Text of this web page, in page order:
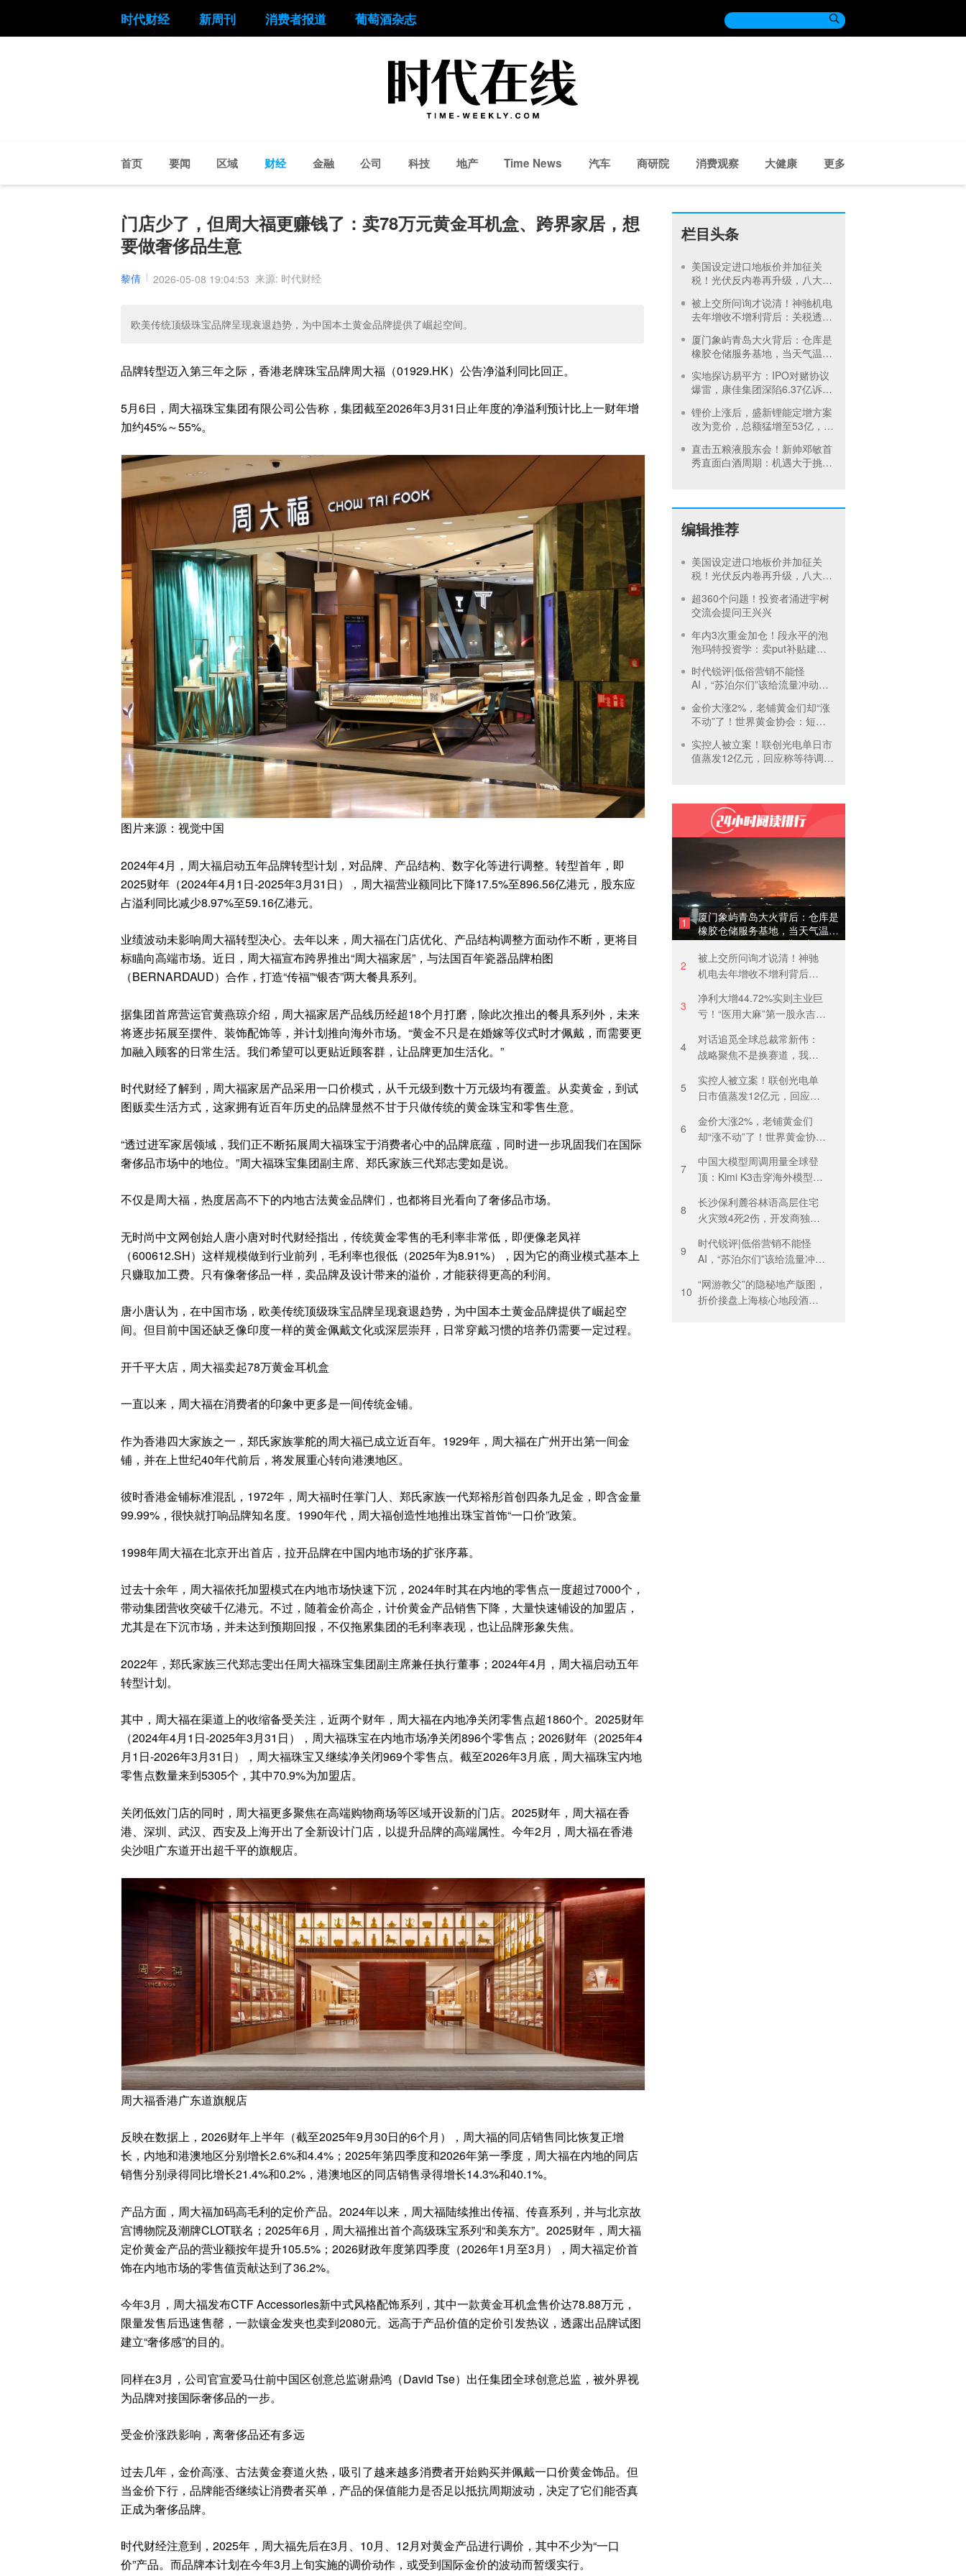
时代财经 新周刊 消费者报道 葡萄酒杂志 
首页 要闻 区域 财经 金融 公司 科技 地产 Time News 汽车 商研院 消费观察 大健康 更多
门店少了，但周大福更赚钱了：卖78万元黄金耳机盒、跨界家居，想
要做奢侈品生意
黎倩 2026-05-08 19:04:53 来源: 时代财经
欧美传统顶级珠宝品牌呈现衰退趋势，为中国本土黄金品牌提供了崛起空间。
品牌转型迈入第三年之际，香港老牌珠宝品牌周大福（01929.HK）公告净溢利同比回正。
5月6日，周大福珠宝集团有限公司公告称，集团截至2026年3月31日止年度的净溢利预计比上一财年增
加约45%～55%。
图片来源：视觉中国
2024年4月，周大福启动五年品牌转型计划，对品牌、产品结构、数字化等进行调整。转型首年，即
2025财年（2024年4月1日-2025年3月31日），周大福营业额同比下降17.5%至896.56亿港元，股东应
占溢利同比减少8.97%至59.16亿港元。
业绩波动未影响周大福转型决心。去年以来，周大福在门店优化、产品结构调整方面动作不断，更将目
标瞄向高端市场。近日，周大福宣布跨界推出“周大福家居”，与法国百年瓷器品牌柏图
（BERNARDAUD）合作，打造“传福”“银杏”两大餐具系列。
据集团首席营运官黄燕琼介绍，周大福家居产品线历经超18个月打磨，除此次推出的餐具系列外，未来
将逐步拓展至摆件、装饰配饰等，并计划推向海外市场。“黄金不只是在婚嫁等仪式时才佩戴，而需要更
加融入顾客的日常生活。我们希望可以更贴近顾客群，让品牌更加生活化。”
时代财经了解到，周大福家居产品采用一口价模式，从千元级到数十万元级均有覆盖。从卖黄金，到试
图贩卖生活方式，这家拥有近百年历史的品牌显然不甘于只做传统的黄金珠宝和零售生意。
“透过进军家居领域，我们正不断拓展周大福珠宝于消费者心中的品牌底蕴，同时进一步巩固我们在国际
奢侈品市场中的地位。”周大福珠宝集团副主席、郑氏家族三代郑志雯如是说。
不仅是周大福，热度居高不下的内地古法黄金品牌们，也都将目光看向了奢侈品市场。
无时尚中文网创始人唐小唐对时代财经指出，传统黄金零售的毛利率非常低，即便像老凤祥
（600612.SH）这样规模做到行业前列，毛利率也很低（2025年为8.91%），因为它的商业模式基本上
只赚取加工费。只有像奢侈品一样，卖品牌及设计带来的溢价，才能获得更高的利润。
唐小唐认为，在中国市场，欧美传统顶级珠宝品牌呈现衰退趋势，为中国本土黄金品牌提供了崛起空
间。但目前中国还缺乏像印度一样的黄金佩戴文化或深层崇拜，日常穿戴习惯的培养仍需要一定过程。
开千平大店，周大福卖起78万黄金耳机盒
一直以来，周大福在消费者的印象中更多是一间传统金铺。
作为香港四大家族之一，郑氏家族掌舵的周大福已成立近百年。1929年，周大福在广州开出第一间金
铺，并在上世纪40年代前后，将发展重心转向港澳地区。
彼时香港金铺标准混乱，1972年，周大福时任掌门人、郑氏家族一代郑裕彤首创四条九足金，即含金量
99.99%，很快就打响品牌知名度。1990年代，周大福创造性地推出珠宝首饰“一口价”政策。
1998年周大福在北京开出首店，拉开品牌在中国内地市场的扩张序幕。
过去十余年，周大福依托加盟模式在内地市场快速下沉，2024年时其在内地的零售点一度超过7000个，
带动集团营收突破千亿港元。不过，随着金价高企，计价黄金产品销售下降，大量快速铺设的加盟店，
尤其是在下沉市场，并未达到预期回报，不仅拖累集团的毛利率表现，也让品牌形象失焦。
2022年，郑氏家族三代郑志雯出任周大福珠宝集团副主席兼任执行董事；2024年4月，周大福启动五年
转型计划。
其中，周大福在渠道上的收缩备受关注，近两个财年，周大福在内地净关闭零售点超1860个。2025财年
（2024年4月1日-2025年3月31日），周大福珠宝在内地市场净关闭896个零售点；2026财年（2025年4
月1日-2026年3月31日），周大福珠宝又继续净关闭969个零售点。截至2026年3月底，周大福珠宝内地
零售点数量来到5305个，其中70.9%为加盟店。
关闭低效门店的同时，周大福更多聚焦在高端购物商场等区域开设新的门店。2025财年，周大福在香
港、深圳、武汉、西安及上海开出了全新设计门店，以提升品牌的高端属性。今年2月，周大福在香港
尖沙咀广东道开出超千平的旗舰店。
周大福香港广东道旗舰店
反映在数据上，2026财年上半年（截至2025年9月30日的6个月），周大福的同店销售同比恢复正增
长，内地和港澳地区分别增长2.6%和4.4%；2025年第四季度和2026年第一季度，周大福在内地的同店
销售分别录得同比增长21.4%和0.2%，港澳地区的同店销售录得增长14.3%和40.1%。
产品方面，周大福加码高毛利的定价产品。2024年以来，周大福陆续推出传福、传喜系列，并与北京故
宫博物院及潮牌CLOT联名；2025年6月，周大福推出首个高级珠宝系列“和美东方”。2025财年，周大福
定价黄金产品的营业额按年提升105.5%；2026财政年度第四季度（2026年1月至3月），周大福定价首
饰在内地市场的零售值贡献达到了36.2%。
今年3月，周大福发布CTF Accessories新中式风格配饰系列，其中一款黄金耳机盒售价达78.88万元，
限量发售后迅速售罄，一款镶金发夹也卖到2080元。远高于产品价值的定价引发热议，透露出品牌试图
建立“奢侈感”的目的。
同样在3月，公司官宣爱马仕前中国区创意总监谢鼎鸿（David Tse）出任集团全球创意总监，被外界视
为品牌对接国际奢侈品的一步。
受金价涨跌影响，离奢侈品还有多远
过去几年，金价高涨、古法黄金赛道火热，吸引了越来越多消费者开始购买并佩戴一口价黄金饰品。但
当金价下行，品牌能否继续让消费者买单，产品的保值能力是否足以抵抗周期波动，决定了它们能否真
正成为奢侈品牌。
时代财经注意到，2025年，周大福先后在3月、10月、12月对黄金产品进行调价，其中不少为“一口
价”产品。而品牌本计划在今年3月上旬实施的调价动作，或受到国际金价的波动而暂缓实行。
栏目头条
美国设定进口地板价并加征关
税！光伏反内卷再升级，八大硅
被上交所问询才说清！神驰机电
去年增收不增利背后：关税透支
厦门象屿青岛大火背后：仓库是
橡胶仓储服务基地，当天气温未
理培训
实地探访易平方：IPO对赌协议
爆雷，康佳集团深陷6.37亿诉讼
锂价上涨后，盛新锂能定增方案
改为竞价，总额猛增至53亿，终
直击五粮液股东会！新帅邓敏首
秀直面白酒周期：机遇大于挑
编辑推荐
美国设定进口地板价并加征关
税！光伏反内卷再升级，八大硅
超360个问题！投资者涌进宇树
交流会提问王兴兴
年内3次重金加仓！段永平的泡
泡玛特投资学：卖put补贴建
持有
时代锐评|低俗营销不能怪
AI，“苏泊尔们”该给流量冲动踩
金价大涨2%，老铺黄金们却“涨
不动”了！世界黄金协会：短期
实控人被立案！联创光电单日市
值蒸发12亿元，回应称等待调查
1
厦门象屿青岛大火背后：仓库是
橡胶仓储服务基地，当天气温未
达预警，集团5月刚进行安全管
理培训
2
被上交所问询才说清！神驰
机电去年增收不增利背后：
减
3
净利大增44.72%实则主业巨
亏！“医用大麻”第一股永吉股
收益“保盈”
4
对话追觅全球总裁常新伟：
战略聚焦不是换赛道，我们
5
实控人被立案！联创光电单
日市值蒸发12亿元，回应称
6
金价大涨2%，老铺黄金们
却“涨不动”了！世界黄金协
回暖
7
中国大模型周调用量全球登
顶：Kimi K3击穿海外模型高
价格战
8
长沙保利麓谷林语高层住宅
火灾致4死2伤，开发商独家
9
时代锐评|低俗营销不能怪
AI，“苏泊尔们”该给流量冲动
10
“网游教父”的隐秘地产版图，
折价接盘上海核心地段酒